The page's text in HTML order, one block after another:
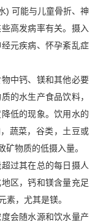
) 可能与儿童骨折、神
高发病率有关。摄入
元疾病、怀孕紊乱症
中钙、镁和其他必要
的水生产食品饮料，
低的现象。饮用水的
蔬菜，谷类，土豆或
物质的低摄入量。
过其在总的每日摄人
区，钙和镁含量充足
素，尤其是镁。
会随水源和饮水量产